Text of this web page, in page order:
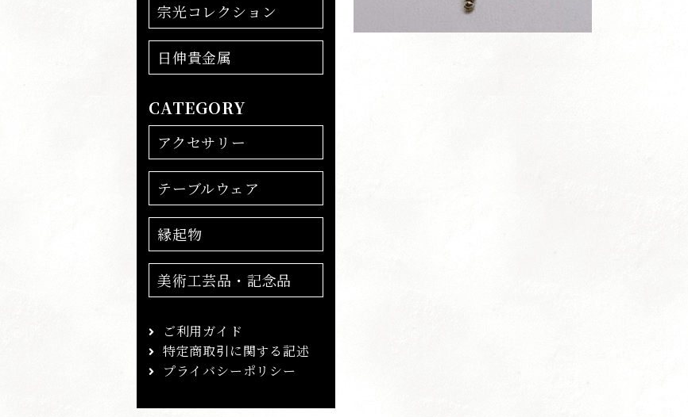
宗光コレクション
日伸貴金属
CATEGORY
アクセサリー
テーブルウェア
縁起物
美術工芸品・記念品
ご利用ガイド
特定商取引に関する記述
プライバシーポリシー